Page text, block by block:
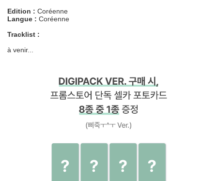
Edition : Coréenne
Langue : Coréenne
Tracklist :
à venir...